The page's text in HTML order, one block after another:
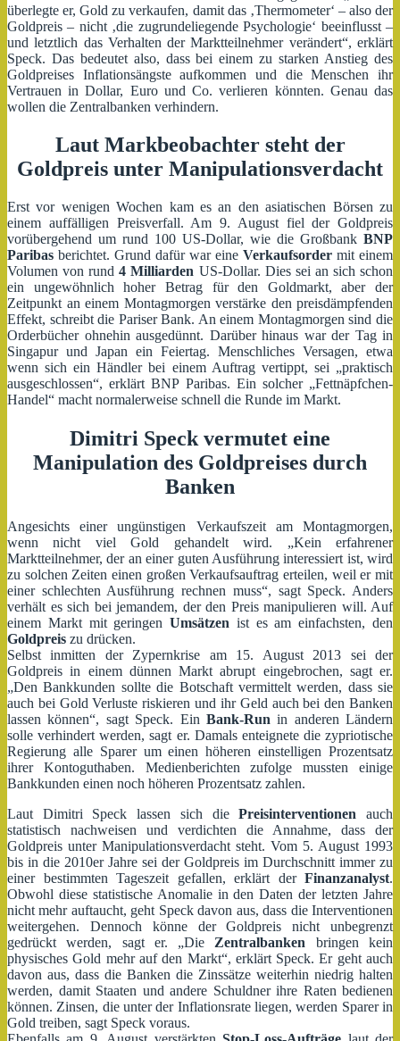
überlegte er, Gold zu verkaufen, damit das ‚Thermometer‘ – also der
Goldpreis – nicht ‚die zugrundeliegende Psychologie‘ beeinflusst –
und letztlich das Verhalten der Marktteilnehmer verändert“, erklärt
Speck. Das bedeutet also, dass bei einem zu starken Anstieg des
Goldpreises Inflationsängste aufkommen und die Menschen ihr
Vertrauen in Dollar, Euro und Co. verlieren könnten. Genau das
wollen die Zentralbanken verhindern.
Laut Markbeobachter steht der
Goldpreis unter Manipulationsverdacht
Erst vor wenigen Wochen kam es an den asiatischen Börsen zu
einem auffälligen Preisverfall. Am 9. August fiel der Goldpreis
vorübergehend um rund 100 US-Dollar, wie die Großbank BNP
Paribas berichtet. Grund dafür war eine Verkaufsorder mit einem
Volumen von rund4 Milliarden US-Dollar. Dies sei an sich schon
ein ungewöhnlich hoher Betrag für den Goldmarkt, aber der
Zeitpunkt an einem Montagmorgen verstärke den preisdämpfenden
Effekt, schreibt die Pariser Bank. An einem Montagmorgen sind die
Orderbücher ohnehin ausgedünnt. Darüber hinaus war der Tag in
Singapur und Japan ein Feiertag. Menschliches Versagen, etwa
wenn sich ein Händler bei einem Auftrag vertippt, sei „praktisch
ausgeschlossen“, erklärt BNP Paribas. Ein solcher „Fettnäpfchen-
Handel“ macht normalerweise schnell die Runde im Markt.
Dimitri Speckvermutet eine
Manipulation des Goldpreises durch
Banken
Angesichts einer ungünstigen Verkaufszeit am Montagmorgen,
wenn nicht viel Gold gehandelt wird. „Kein erfahrener
Marktteilnehmer, der an einer guten Ausführung interessiert ist, wird
zu solchen Zeiten einen großen Verkaufsauftrag erteilen, weil er mit
einer schlechten Ausführung rechnen muss“, sagt Speck. Anders
verhält es sich bei jemandem, der den Preis manipulieren will. Auf
einem Markt mit geringenUmsätzen ist es am einfachsten, den
Goldpreis zu drücken.
Selbst inmitten der Zypernkrise am 15. August 2013 sei der
Goldpreis in einem dünnen Markt abrupt eingebrochen, sagt er.
„Den Bankkunden sollte die Botschaft vermittelt werden, dass sie
auch bei Gold Verluste riskieren und ihr Geld auch bei den Banken
lassen können“, sagt Speck. Ein Bank-Run in anderen Ländern
solle verhindert werden, sagt er. Damals enteignete die zypriotische
Regierung alle Sparer um einen höheren einstelligen Prozentsatz
ihrer Kontoguthaben. Medienberichten zufolge mussten einige
Bankkunden einen noch höheren Prozentsatz zahlen.
Laut Dimitri Speck lassen sich diePreisinterventionen auch
statistisch nachweisen und verdichten die Annahme, dass der
Goldpreis unter Manipulationsverdacht steht. Vom 5. August 1993
bis in die 2010er Jahre sei der Goldpreis im Durchschnitt immer zu
einer bestimmten Tageszeit gefallen, erklärt der Finanzanalyst.
Obwohl diese statistische Anomalie in den Daten der letzten Jahre
nicht mehr auftaucht, geht Speck davon aus, dass die Interventionen
weitergehen. Dennoch könne der Goldpreis nicht unbegrenzt
gedrückt werden, sagt er. „Die Zentralbanken bringen kein
physisches Gold mehr auf den Markt“, erklärt Speck. Er geht auch
davon aus, dass die Banken die Zinssätze weiterhin niedrig halten
werden, damit Staaten und andere Schuldner ihre Raten bedienen
können. Zinsen, die unter der Inflationsrate liegen, werden Sparer in
Gold treiben, sagt Speck voraus.